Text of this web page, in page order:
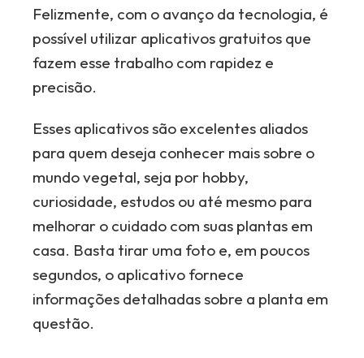
Felizmente, com o avanço da tecnologia, é
possível utilizar aplicativos gratuitos que
fazem esse trabalho com rapidez e
precisão.
Esses aplicativos são excelentes aliados
para quem deseja conhecer mais sobre o
mundo vegetal, seja por hobby,
curiosidade, estudos ou até mesmo para
melhorar o cuidado com suas plantas em
casa. Basta tirar uma foto e, em poucos
segundos, o aplicativo fornece
informações detalhadas sobre a planta em
questão.